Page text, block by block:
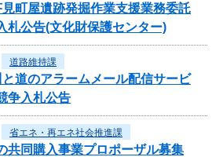
町屋遺跡発掘作業支援業務委託
札公告(文化財保護センター)
道路維持課
道のアラームメール配信サービ
争入札公告
省エネ・再エネ社会推進課
共同購入事業プロポーザル募集